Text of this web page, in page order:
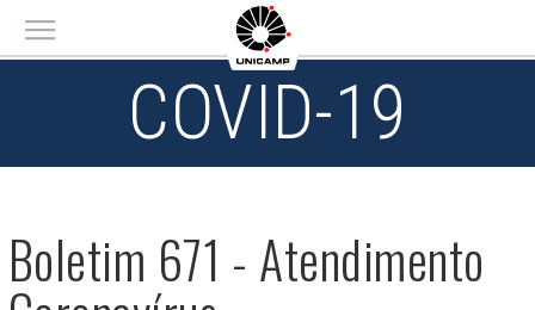
Main menu
COVID-19
Boletim 671 - Atendimento